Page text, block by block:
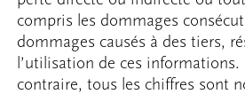
compris les dommages
dommages causés à des tiers,
l’utilisation de ces
contraire, tous les chiffres sont